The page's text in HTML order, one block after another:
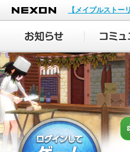
NEXON
【メイプルストー